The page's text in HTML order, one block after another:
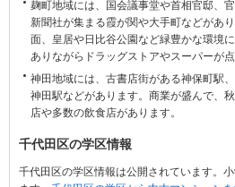
田
区
関
す
報
麹町地域には、国会議事堂や首相官邸、
新聞社が集まる霞が関や大手町などがあ
面、皇居や日比谷公園など緑豊かな環境
ありながらドラッグストアやスーパーが
神田地域には、古書店街がある神保町駅
神田駅などがあります。商業が盛んで、
店や多数の飲食店があります。
千代田区の学区情報
千代田区の学区情報は公開されています。